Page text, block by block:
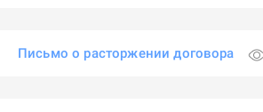
Письмо о расторжении договора